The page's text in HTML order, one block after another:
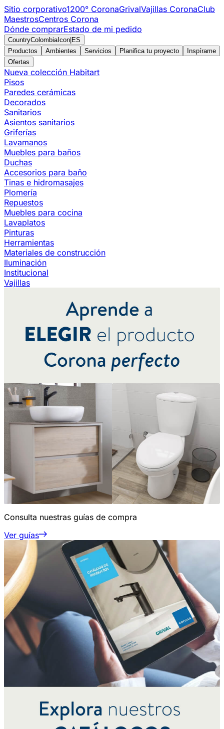
Sitio corporativo1200° CoronaGrivalVajillas CoronaClub
MaestrosCentros Corona
Dónde comprarEstado de mi pedido
CountryColombiaIcon ES
Productos
Ambientes Servicios Planifica tu proyecto
Inspírame
Ofertas
Nueva colección Habitart
Pisos
Paredes cerámicas
Decorados
Sanitarios
Asientos sanitarios
Griferías
Lavamanos
Muebles para baños
Duchas
Accesorios para baño
Tinas e hidromasajes
Plomería
Repuestos
Muebles para cocina
Lavaplatos
Pinturas
Herramientas
Materiales de construcción
Iluminación
Institucional
Vajillas
Consulta nuestras guías de compra
Ver guías